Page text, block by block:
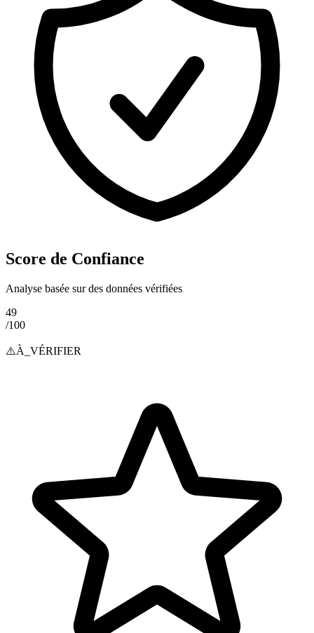
Score de Confiance
Analyse basée sur des données vérifiées
49
/100
⚠️À_VÉRIFIER